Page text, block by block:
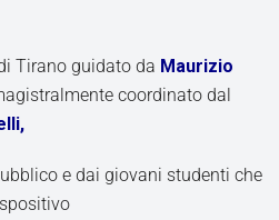
Tirano guidato da Maurizio
coordinato dal
e dai giovani studenti che